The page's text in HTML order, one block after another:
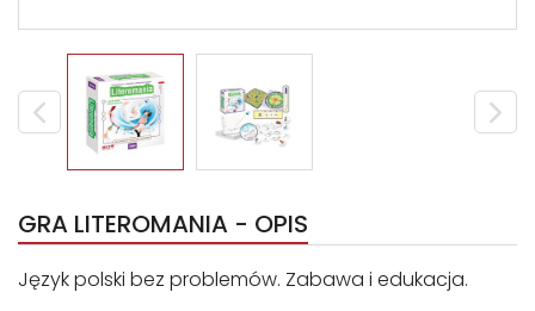
GRA LITEROMANIA - OPIS
Język polski bez problemów. Zabawa i edukacja.